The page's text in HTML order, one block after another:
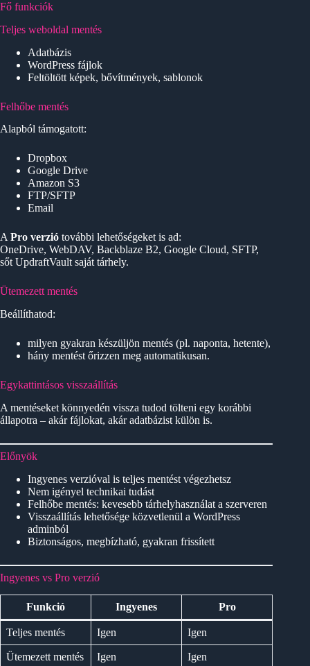
Fő funkciók
Teljes weboldal mentés
Adatbázis
WordPress fájlok
Feltöltött képek, bővítmények, sablonok
Felhőbe mentés
Alapból támogatott:
Dropbox
Google Drive
Amazon S3
FTP/SFTP
Email
APro verzió további lehetőségeket is ad:
OneDrive, WebDAV, Backblaze B2, Google Cloud, SFTP,
sőt UpdraftVault saját tárhely.
Ütemezett mentés
Beállíthatod:
milyen gyakran készüljön mentés (pl. naponta, hetente),
hány mentést őrizzen meg automatikusan.
Egykattintásos visszaállítás
A mentéseket könnyedén vissza tudod tölteni egy korábbi
állapotra – akár fájlokat, akár adatbázist külön is.
Előnyök
Ingyenes verzióval is teljes mentést végezhetsz
Nem igényel technikai tudást
Felhőbe mentés: kevesebb tárhelyhasználat a szerveren
Visszaállítás lehetősége közvetlenül a WordPress
adminból
Biztonságos, megbízható, gyakran frissített
Ingyenes vs Pro verzió
Funkció Ingyenes Pro
Teljes mentés Igen Igen
Ütemezett mentés Igen Igen